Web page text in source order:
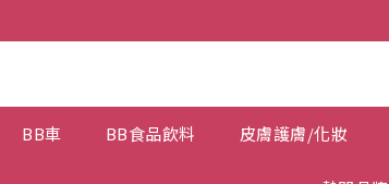
BB車 BB食品飲料 皮膚護膚/化妝